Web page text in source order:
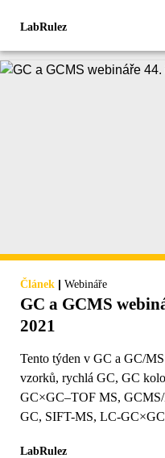
LabRulez
Článek | Webináře
GC a GCMS
2021
Tento týden v GC a GC/
vzorků, rychlá GC, GC
GC×GC–TOF MS,
GC, SIFT-MS, LC-
LabRulez